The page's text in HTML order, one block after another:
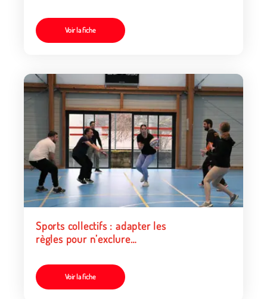
Voir la fiche
Sports collectifs : adapter les
règles pour n’exclure
Voir la fiche